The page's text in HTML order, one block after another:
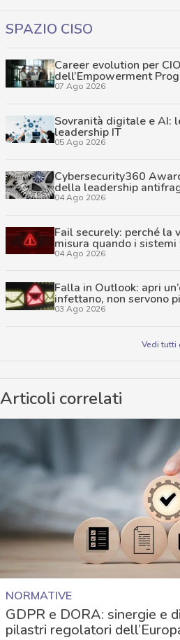
SPAZIO CISO
Career evolution per
dell’Empowerment
07 Ago 2026
Sovranità digitale e AI:
leadership IT
05 Ago 2026
Cybersecurity360
della leadership
04 Ago 2026
Fail securely: perché la
misura quando i
04 Ago 2026
Falla in Outlook: apri
infettano, non servono
03 Ago 2026
Vedi tutti
Articoli correlati
NORMATIVE
GDPR e DORA: sinergie e
pilastri regolatori